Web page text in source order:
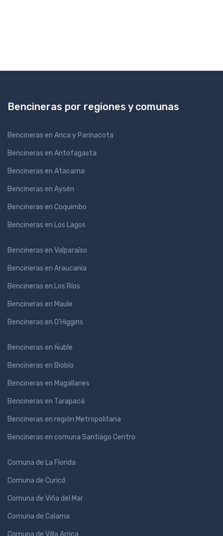
Bencineras por regiones y comunas
Bencineras en Arica y Parinacota
Bencineras en Antofagasta
Bencineras en Atacama
Bencineras en Aysén
Bencineras en Coquimbo
Bencineras en Los Lagos
Bencineras en Valparaíso
Bencineras en Araucanía
Bencineras en Los Ríos
Bencineras en Maule
Bencineras en O'Higgins
Bencineras en Ńuble
Bencineras en Biobío
Bencineras en Magallanes
Bencineras en Tarapacá
Bencineras en región Metropolitana
Bencineras en comuna Santiago Centro
Comuna de La Florida
Comuna de Curicó
Comuna de Viña del Mar
Comuna de Calama